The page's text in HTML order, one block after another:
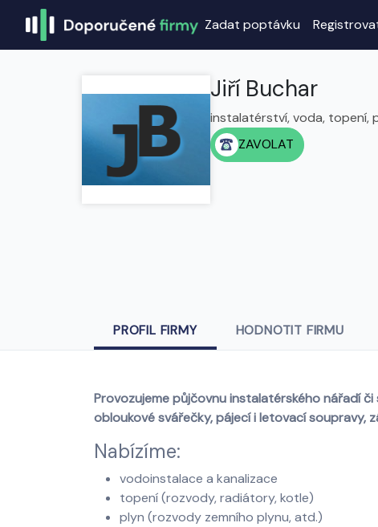
Zadat poptávku
Jiří Buchar
instalatérství, voda, topení,
ZAVOLAT
PROFIL FIRMY HODNOTIT FIRMU
Provozujeme půjčovnu instalatérského nářadí
obloukové svářečky, pájecí i letovací soupravy,
Nabízíme:
vodoinstalace a kanalizace
topení (rozvody, radiátory, kotle)
plyn (rozvody zemního plynu, atd.)